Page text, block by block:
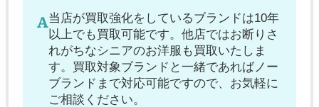
当店が買取強化をしているブランドは10年
以上でも買取可能です。他店ではお断りさ
れがちなシニアのお洋服も買取いたしま
す。買取対象ブランドと一緒であればノー
ブランドまで対応可能ですので、お気軽に
ご相談ください。